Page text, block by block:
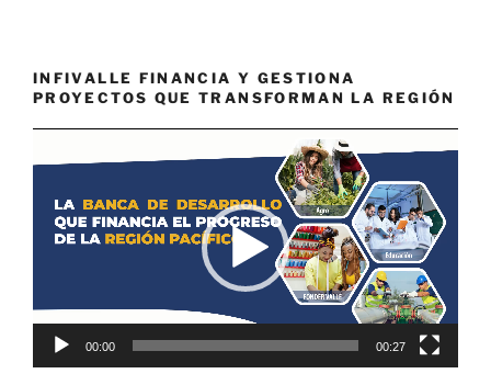
INFIVALLE FINANCIA Y GESTIONA
PROYECTOS QUE TRANSFORMAN LA REGIÓN
de
00:00 00:27